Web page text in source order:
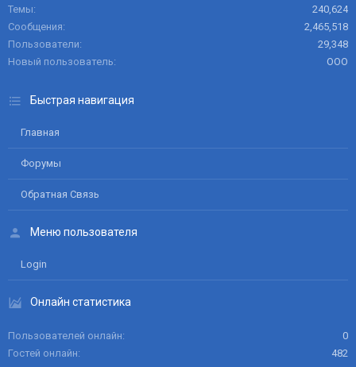
Темы
240,624
Сообщения
2,465,518
Пользователи
29,348
Новый пользователь
ООО
Быстрая навигация
Главная
Форумы
Обратная Связь
Меню пользователя
Login
Онлайн статистика
Пользователей онлайн
0
Гостей онлайн
482